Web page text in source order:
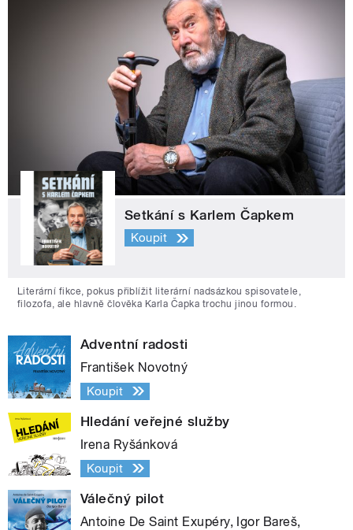
Setkání s Karlem Čapkem
Koupit
Literární fikce, pokus přiblížit literární nadsázkou spisovatele,
filozofa, ale hlavně člověka Karla Čapka trochu jinou formou.
Adventní radosti
František Novotný
Koupit
Hledání veřejné služby
Irena Ryšánková
Koupit
Válečný pilot
Antoine De Saint Exupéry, Igor Bareš,